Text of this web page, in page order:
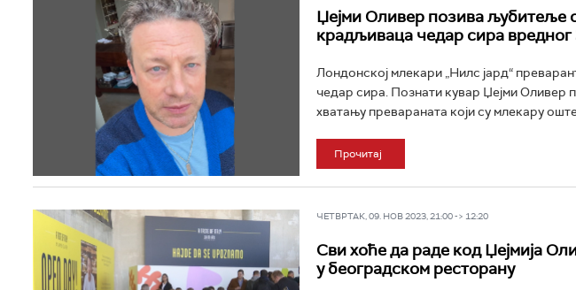
Џејми Оливер позива љубитеље
крадљиваца чедар сира
Лондонској млекари „Нилс јард“
чедар сира. Познати кувар Џејми Оливер
хватању превараната који су млекару
Прочитај
ЧЕТВРТАК, 09. НОВ 2023, 21:00 -> 12:20
Сви хоће да раде код Џејмија
у београдском ресторану